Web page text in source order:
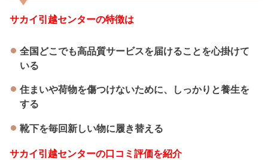
サカイ引越センターの特徴は
全国どこでも高品質サービスを届けることを心掛けて
いる
住まいや荷物を傷つけないために、しっかりと養生を
する
靴下を毎回新しい物に履き替える
サカイ引越センターの口コミ評価を紹介